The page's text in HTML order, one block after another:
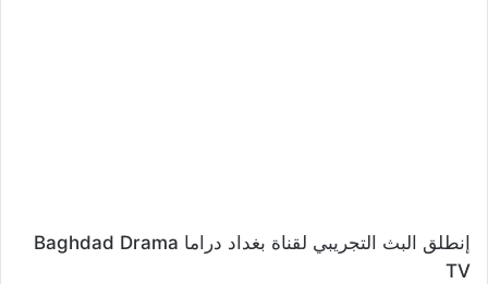
إنطلق البث التجريبي لقناة بغداد دراما Baghdad Drama
TV